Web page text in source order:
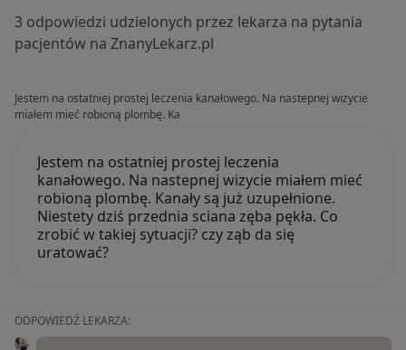
3 odpowiedzi udzielonych przez lekarza na pytania
pacjentów na ZnanyLekarz.pl
Jestem na ostatniej prostej leczenia kanałowego. Na nastepnej wizycie
miałem mieć robioną plombę. Ka
Jestem na ostatniej prostej leczenia
kanałowego. Na nastepnej wizycie miałem mieć
robioną plombę. Kanały są już uzupełnione.
Niestety dziś przednia sciana zęba pękła. Co
zrobić w takiej sytuacji? czy ząb da się
uratować?
ODPOWIEDŹ LEKARZA: